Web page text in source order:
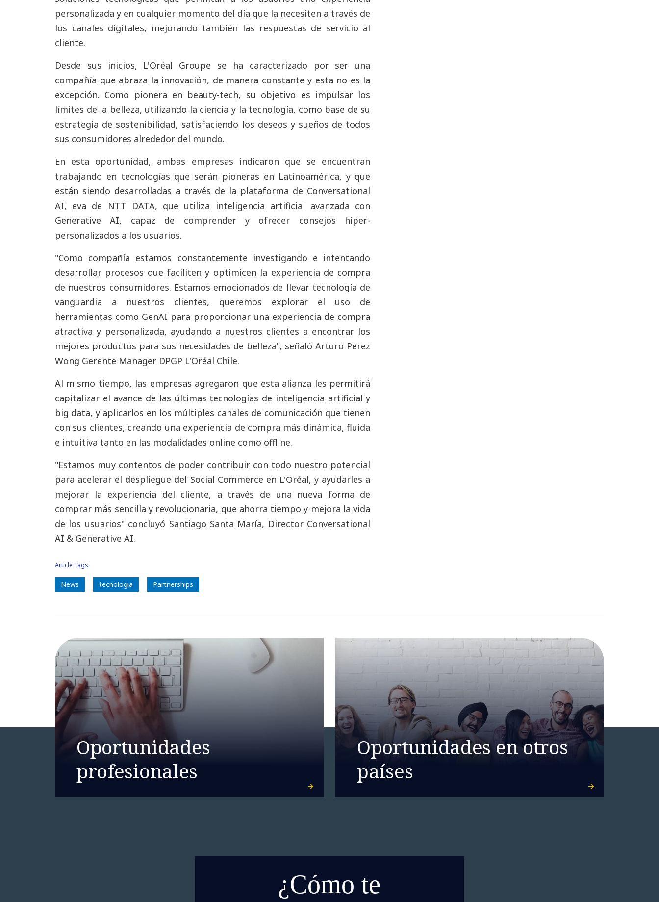
personalizada y en cualquier momento del día que la necesiten a través de
los canales digitales, mejorando también las respuestas de servicio al
cliente.
Desde sus inicios, L'Oréal Groupe se ha caracterizado por ser una
compañía que abraza la innovación, de manera constante y esta no es la
excepción. Como pionera en beauty-tech, su objetivo es impulsar los
límites de la belleza, utilizando la ciencia y la tecnología, como base de su
estrategia de sostenibilidad, satisfaciendo los deseos y sueños de todos
sus consumidores alrededor del mundo.
En esta oportunidad, ambas empresas indicaron que se encuentran
trabajando en tecnologías que serán pioneras en Latinoamérica, y que
están siendo desarrolladas a través de la plataforma de Conversational
AI, eva de NTT DATA, que utiliza inteligencia artificial avanzada con
Generative AI, capaz de comprender y ofrecer consejos hiper-
personalizados a los usuarios.
"Como compañía estamos constantemente investigando e intentando
desarrollar procesos que faciliten y optimicen la experiencia de compra
de nuestros consumidores. Estamos emocionados de llevar tecnología de
vanguardia a nuestros clientes, queremos explorar el uso de
herramientas como GenAI para proporcionar una experiencia de compra
atractiva y personalizada, ayudando a nuestros clientes a encontrar los
mejores productos para sus necesidades de belleza”, señaló Arturo Pérez
Wong Gerente Manager DPGP L'Oréal Chile.
Al mismo tiempo, las empresas agregaron que esta alianza les permitirá
capitalizar el avance de las últimas tecnologías de inteligencia artificial y
big data, y aplicarlos en los múltiples canales de comunicación que tienen
con sus clientes, creando una experiencia de compra más dinámica, fluida
e intuitiva tanto en las modalidades online como offline.
"Estamos muy contentos de poder contribuir con todo nuestro potencial
para acelerar el despliegue del Social Commerce en L'Oréal, y ayudarles a
mejorar la experiencia del cliente, a través de una nueva forma de
comprar más sencilla y revolucionaria, que ahorra tiempo y mejora la vida
de los usuarios" concluyó Santiago Santa María, Director Conversational
AI & Generative AI.
Article Tags:
News tecnologia Partnerships
Oportunidades
profesionales
Oportunidades en otros
países
¿Cómo te